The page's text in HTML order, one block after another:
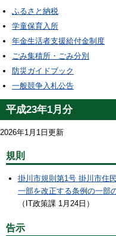
ふるさと納税
学童保育入所
年金生活者支援給付金制度
ごみ集積所・ごみ分別
防災ガイドブック
一般競争入札公告
平成23年1月分
2026年1月1日更新
規則
掛川市規則第1号 掛川市住
一部を改正する条例の一部
（IT政策課 1月24日）
告示